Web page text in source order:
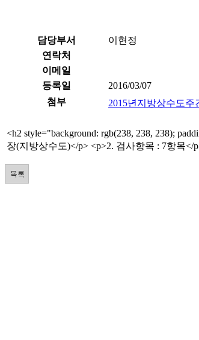
담당부서
이현정
연락처
이메일
등록일
2016/03/07
첨부
2015년지방상수도주
<h2 style="background: rgb(238, 238, 238);
장(지방상수도)</p> <p>2. 검사항목 : 7항목</